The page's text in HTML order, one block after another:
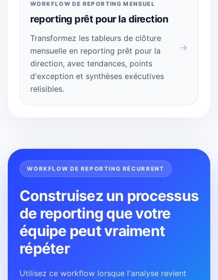
WORKFLOW DE REPORTING MENSUEL
reporting prêt pour la direction
Transformez les tableurs de clôture
mensuelle en reporting prêt pour la
direction, avec tendances, points
d'exception et synthèses exécutives
relisibles.
WORKFLOW DE REPORTING RÉCURRENT
Construisez un processus
de reporting que votre
équipe peut vraiment
répéter
Utilisez ce workflow lorsque l'analyse revient